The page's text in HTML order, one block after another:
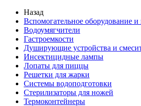
Назад
Вспомогательное оборудование
Водоумягчители
Гастроемкости
Душирующие устройства и
Инсектицидные лампы
Лопаты для пиццы
Решетки для жарки
Системы водоподготовки
Стерилизаторы для ножей
Термоконтейнеры